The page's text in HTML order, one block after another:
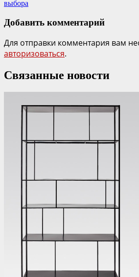
выбора
Добавить комментарий
Для отправки комментария вам
авторизоваться.
Связанные новости